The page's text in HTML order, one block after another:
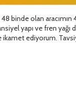
48 binde olan
yapı ve fren
ikamet ediyorum.